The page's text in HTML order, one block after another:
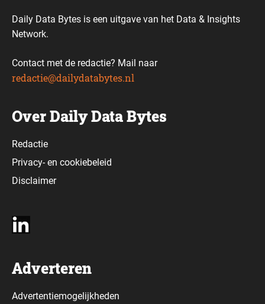
Daily Data Bytes is een uitgave van het Data & Insights
Network.
Contact met de redactie? Mail naar
redactie@dailydatabytes.nl
Over Daily Data Bytes
Redactie
Privacy-en cookiebeleid
Disclaimer
Adverteren
Advertentiemogelijkheden